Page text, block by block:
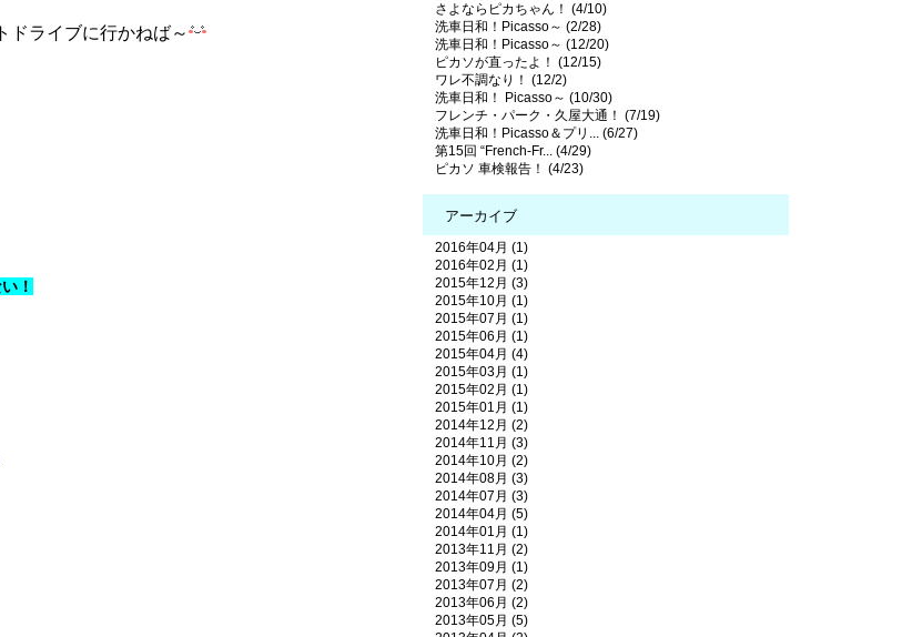
ドライブに行かねば～
！
さよならピカちゃん！ (4/10)
洗車日和！Picasso～ (2/28)
洗車日和！Picasso～ (12/20)
ピカソが直ったよ！ (12/15)
ワレ不調なり！ (12/2)
洗車日和！ Picasso～ (10/30)
フレンチ・パーク・久屋大通！ (7/19)
洗車日和！Picasso＆プリ... (6/27)
第15回 “French-Fr... (4/29)
ピカソ 車検報告！ (4/23)
アーカイブ
2016年04月 (1)
2016年02月 (1)
2015年12月 (3)
2015年10月 (1)
2015年07月 (1)
2015年06月 (1)
2015年04月 (4)
2015年03月 (1)
2015年02月 (1)
2015年01月 (1)
2014年12月 (2)
2014年11月 (3)
2014年10月 (2)
2014年08月 (3)
2014年07月 (3)
2014年04月 (5)
2014年01月 (1)
2013年11月 (2)
2013年09月 (1)
2013年07月 (2)
2013年06月 (2)
2013年05月 (5)